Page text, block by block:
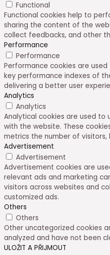
Functional
Functional cookies help to
sharing the content of the
collect feedbacks, and other
Performance
Performance
Performance cookies are
key performance indexes of
delivering a better user
Analytics
Analytics
Analytical cookies are used to
with the website. These
metrics the number of
Advertisement
Advertisement
Advertisement cookies are
relevant ads and marketing
visitors across websites and
customized ads.
Others
Others
Other uncategorized cookies
analyzed and have not been
ULOŽIT A PŘIJMOUT